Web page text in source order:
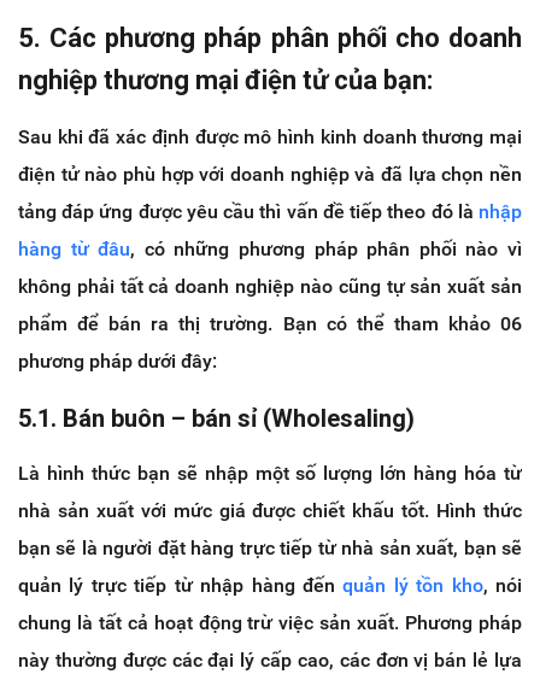
5. Các phương pháp phân phối cho doanh
nghiệp thương mại điện tử của bạn:
Sau khi đã xác định được mô hình kinh doanh thương mại
điện tử nào phù hợp với doanh nghiệp và đã lựa chọn nền
tảng đáp ứng được yêu cầu thì vấn đề tiếp theo đó là nhập
hàng từ đâu, có những phương pháp phân phối nào vì
không phải tất cả doanh nghiệp nào cũng tự sản xuất sản
phẩm để bán ra thị trường. Bạn có thể tham khảo 06
phương pháp dưới đây:
5.1. Bán buôn – bán sỉ (Wholesaling)
Là hình thức bạn sẽ nhập một số lượng lớn hàng hóa từ
nhà sản xuất với mức giá được chiết khấu tốt. Hình thức
bạn sẽ là người đặt hàng trực tiếp từ nhà sản xuất, bạn sẽ
quản lý trực tiếp từ nhập hàng đếnquản lý tồn kho, nói
chung là tất cả hoạt động trừ việc sản xuất. Phương pháp
này thường được các đại lý cấp cao, các đơn vị bán lẻ lựa